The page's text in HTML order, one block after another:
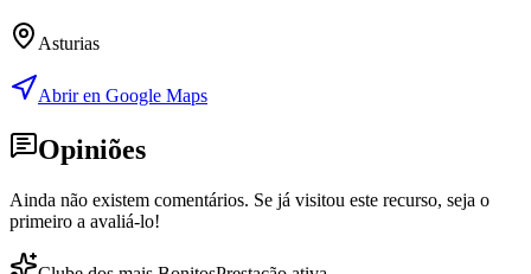
Asturias
Abrir en Google Maps
Opiniões
Ainda não existem comentários. Se já visitou este recurso, seja o
primeiro a avaliá-lo!